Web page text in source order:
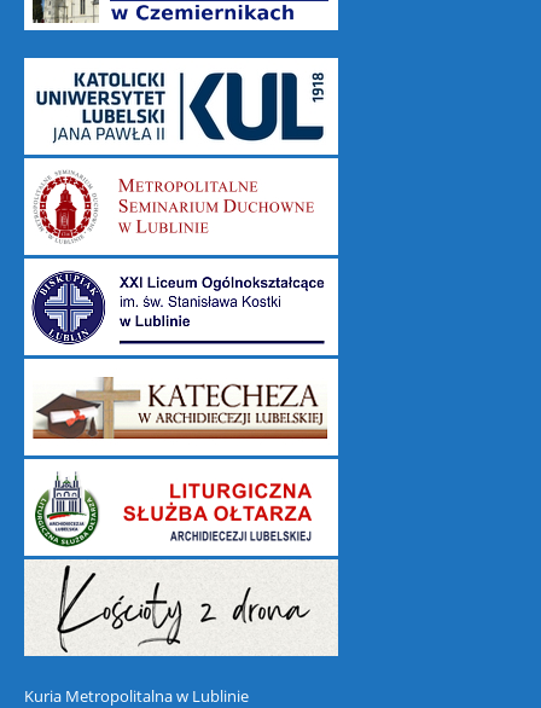
Kuria Metropolitalna w Lublinie